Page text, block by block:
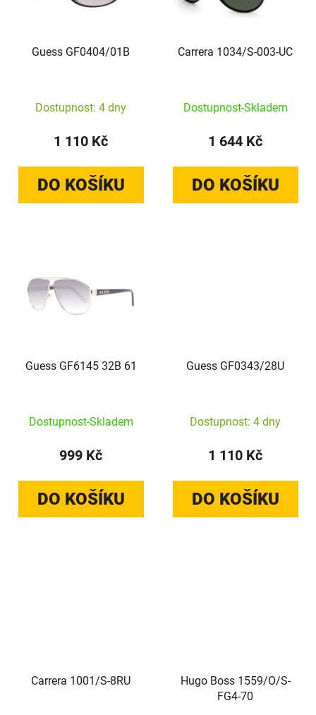
Guess GF0404/01B
Dostupnost: 4 dny
1 110 Kč
DO KOŠÍKU
Carrera 1034/S-003-UC
Dostupnost-Skladem
1 644 Kč
DO KOŠÍKU
Guess GF6145 32B 61
Dostupnost-Skladem
999 Kč
DO KOŠÍKU
Guess GF0343/28U
Dostupnost: 4 dny
1 110 Kč
DO KOŠÍKU
Carrera 1001/S-8RU
Hugo Boss 1559/O/S-
FG4-70